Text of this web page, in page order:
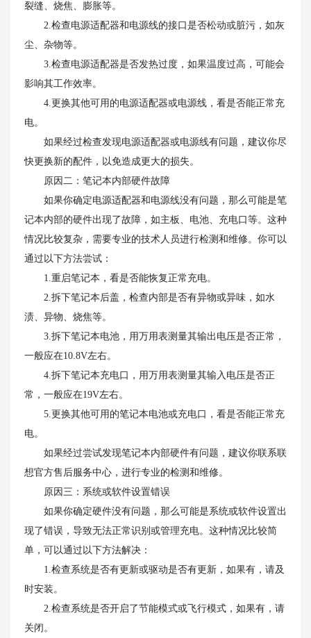
裂缝、烧焦、膨胀等。
2.检查电源适配器和电源线的接口是否松动或脏污，如灰
尘、杂物等。
3.检查电源适配器是否发热过度，如果温度过高，可能会
影响其工作效率。
4.更换其他可用的电源适配器或电源线，看是否能正常充
电。
如果经过检查发现电源适配器或电源线有问题，建议你尽
快更换新的配件，以免造成更大的损失。
原因二：笔记本内部硬件故障
如果你确定电源适配器和电源线没有问题，那么可能是笔
记本内部的硬件出现了故障，如主板、电池、充电口等。这种
情况比较复杂，需要专业的技术人员进行检测和维修。你可以
通过以下方法尝试：
1.重启笔记本，看是否能恢复正常充电。
2.拆下笔记本后盖，检查内部是否有异物或异味，如水
渍、异物、烧焦等。
3.拆下笔记本电池，用万用表测量其输出电压是否正常，
一般应在10.8V左右。
4.拆下笔记本充电口，用万用表测量其输入电压是否正
常，一般应在19V左右。
5.更换其他可用的笔记本电池或充电口，看是否能正常充
电。
如果经过尝试发现笔记本内部硬件有问题，建议你联系联
想官方售后服务中心，进行专业的检测和维修。
原因三：系统或软件设置错误
如果你确定硬件没有问题，那么可能是系统或软件设置出
现了错误，导致无法正常识别或管理充电。这种情况比较简
单，可以通过以下方法解决：
1.检查系统是否有更新或驱动是否有更新，如果有，请及
时安装。
2.检查系统是否开启了节能模式或飞行模式，如果有，请
关闭。